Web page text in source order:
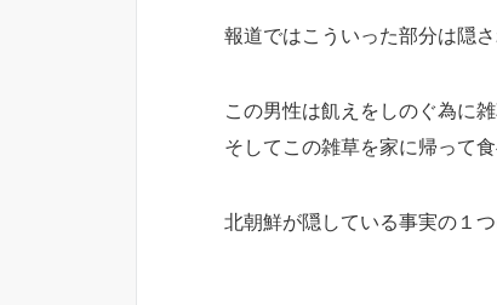
報道ではこういった部分は隠
この男性は飢えをしのぐ為に雑
そしてこの雑草を家に帰って食
北朝鮮が隠している事実の１